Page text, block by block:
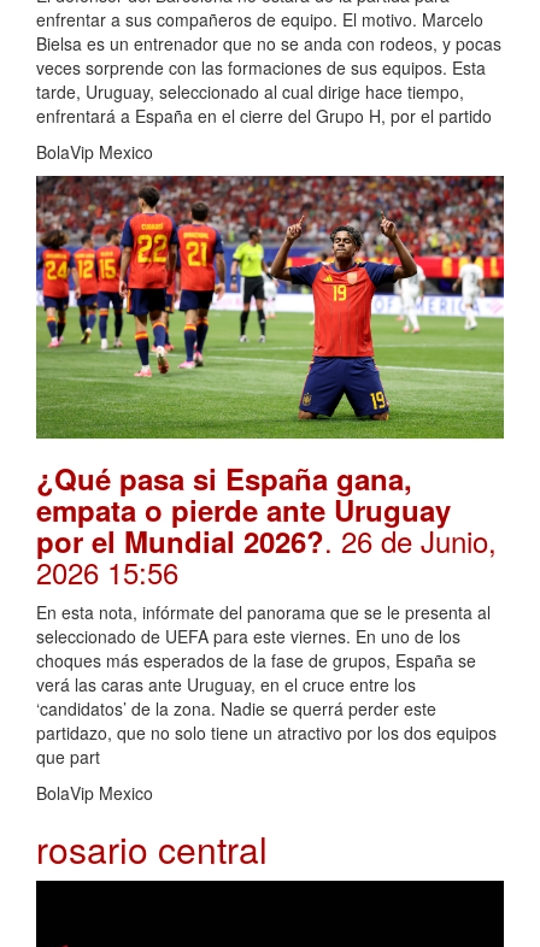
enfrentar a sus compañeros de equipo. El motivo. Marcelo
Bielsa es un entrenador que no se anda con rodeos, y pocas
veces sorprende con las formaciones de sus equipos. Esta
tarde, Uruguay, seleccionado al cual dirige hace tiempo,
enfrentará a España en el cierre del Grupo H, por el partido
BolaVip Mexico
¿Qué pasa si España gana,
empata o pierde ante Uruguay
por el Mundial 2026?. 26 de Junio,
2026 15:56
En esta nota, infórmate del panorama que se le presenta al
seleccionado de UEFA para este viernes. En uno de los
choques más esperados de la fase de grupos, España se
verá las caras ante Uruguay, en el cruce entre los
‘candidatos’ de la zona. Nadie se querrá perder este
partidazo, que no solo tiene un atractivo por los dos equipos
que part
BolaVip Mexico
rosario central